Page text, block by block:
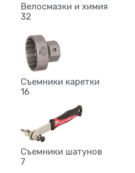
Велосмазки и химия
32
Съемники каретки
16
Съемники шатунов
7